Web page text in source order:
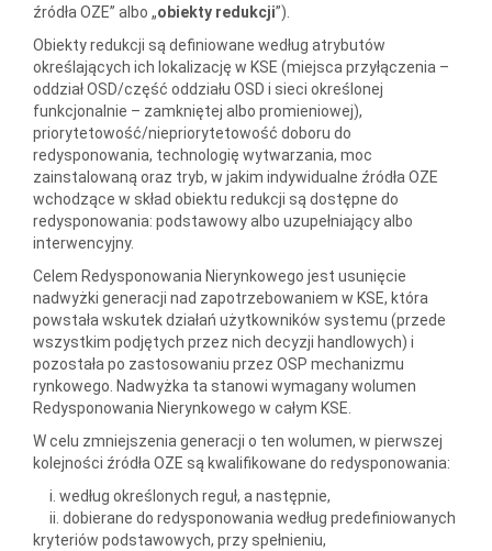
źródła OZE” albo „obiekty redukcji”).
Obiekty redukcji są definiowane według atrybutów
określających ich lokalizację w KSE (miejsca przyłączenia –
oddział OSD/część oddziału OSD i sieci określonej
funkcjonalnie – zamkniętej albo promieniowej),
priorytetowość/niepriorytetowość doboru do
redysponowania, technologię wytwarzania, moc
zainstalowaną oraz tryb, w jakim indywidualne źródła OZE
wchodzące w skład obiektu redukcji są dostępne do
redysponowania: podstawowy albo uzupełniający albo
interwencyjny.
Celem Redysponowania Nierynkowego jest usunięcie
nadwyżki generacji nad zapotrzebowaniem w KSE, która
powstała wskutek działań użytkowników systemu (przede
wszystkim podjętych przez nich decyzji handlowych) i
pozostała po zastosowaniu przez OSP mechanizmu
rynkowego. Nadwyżka ta stanowi wymagany wolumen
Redysponowania Nierynkowego w całym KSE.
W celu zmniejszenia generacji o ten wolumen, w pierwszej
kolejności źródła OZE są kwalifikowane do redysponowania:
i. według określonych reguł, a następnie,
ii. dobierane do redysponowania według predefiniowanych
kryteriów podstawowych, przy spełnieniu,